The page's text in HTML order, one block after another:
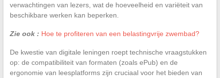
verwachtingen van lezers, wat de hoeveelheid en variëteit van
beschikbare werken kan beperken.
Zie ook : Hoe te profiteren van een belastingvrije zwembad?
De kwestie van digitale leningen roept technische vraagstukken
op: de compatibiliteit van formaten (zoals ePub) en de
ergonomie van leesplatforms zijn cruciaal voor het bieden van